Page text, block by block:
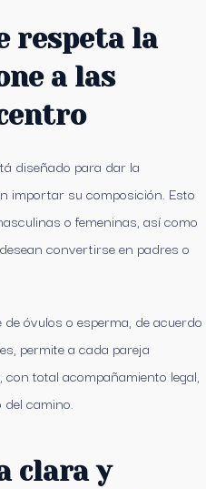
respeta la
a las
diseñado para dar la
importar su composición. Esto
o femeninas, así como
convertirse en padres o
óvulos o esperma, de acuerdo
permite a cada pareja
total acompañamiento legal,
camino.
clara y